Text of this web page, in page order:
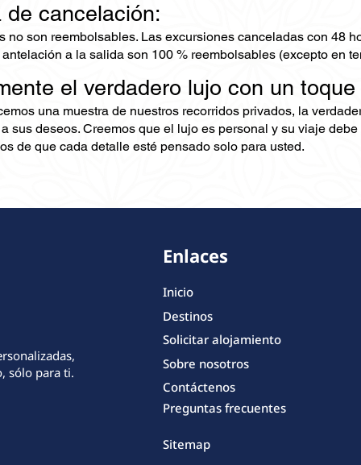
de cancelación:
no son reembolsables. Las excursiones canceladas con 48
a la salida son 100 % reembolsables (excepto en
el verdadero lujo con un
una muestra de nuestros recorridos privados, la
sus deseos. Creemos que el lujo es personal y su viaje
de que cada detalle esté pensado solo para usted.
sólo para ti.
Enlaces
Inicio
Destinos
Solicitar alojamiento
Sobre nosotros
Contáctenos
Preguntas frecuentes
Sitemap